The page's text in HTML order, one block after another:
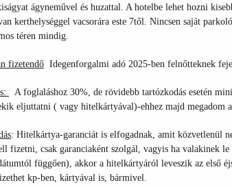
ágyneművel és huzattal. A hotelbe lehet hozni
kerthelységgel vacsorára este 7től. Nincsen saját
téren mindig.
fizetendő Idegenforgalmi adó 2025-ben felnőtteknek
A foglaláshoz 30%, de rövidebb tartózkodás esetén
eljuttatni ( vagy hitelkártyával)-ehhez majd megadom
: Hitelkártya-garanciát is elfogadnak, amit közvetlenül
fizetni, csak garanciaként szolgál, vagyis ha valakinek
függően), akkor a hitelkártyáról leveszik az első
kp-ben, kártyával is, bármivel.